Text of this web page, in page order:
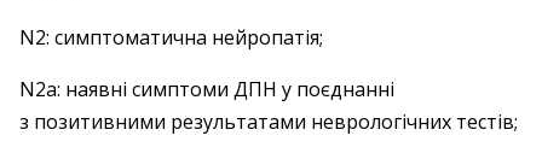
N2: симптоматична нейропатія;
N2a: наявні симптоми ДПН у поєднанні
з позитивними результатами неврологічних тестів;